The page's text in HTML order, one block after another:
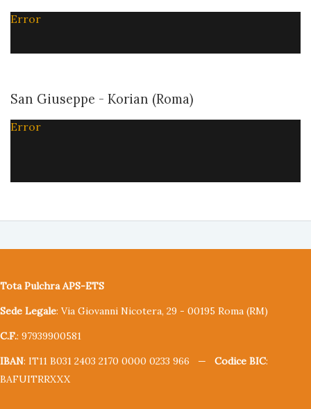
Error
San Giuseppe - Korian (Roma)
Error
Tota Pulchra APS-ETS
Sede Legale: Via Giovanni Nicotera, 29 - 00195 Roma (RM)
C.F.: 97939900581
IBAN: IT11 B031 2403 2170 0000 0233 966 — Codice BIC:
BAFUITRRXXX